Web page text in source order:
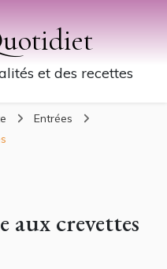
et des recettes
Entrées
aux crevettes